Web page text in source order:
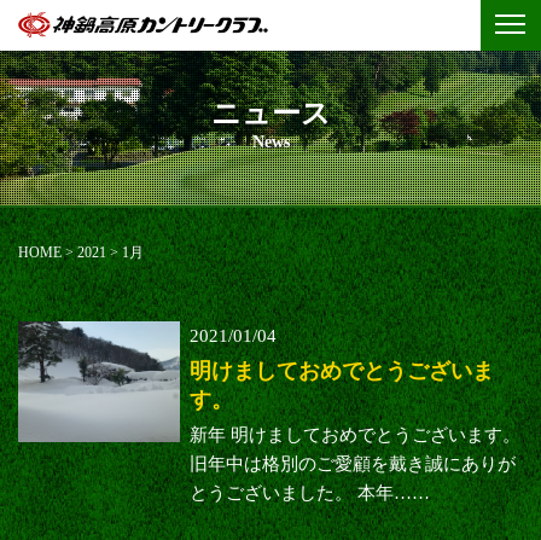
ニュース
News
HOME>2021>1月
2021/01/04
明けましておめでとうございま
す。
新年 明けましておめでとうございます。
旧年中は格別のご愛顧を戴き誠にありが
とうございました。 本年……